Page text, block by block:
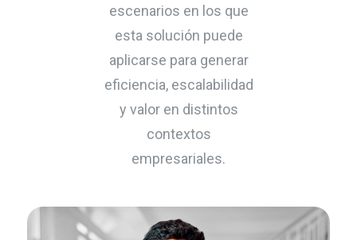
escenarios en los que
esta solución puede
aplicarse para generar
eficiencia, escalabilidad
y valor en distintos
contextos
empresariales.